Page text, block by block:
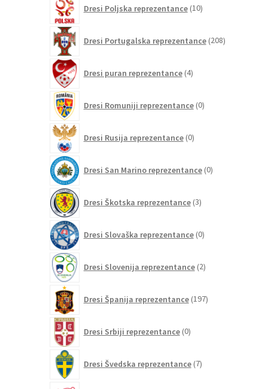
Dresi Poljska reprezentance 10izdelkov
Dresi Portugalska reprezentance 208izdelkov
Dresi puran reprezentance 4izdelki
Dresi Romuniji reprezentance 0izdelkov
Dresi Rusija reprezentance 0izdelkov
Dresi San Marino reprezentance 0izdelkov
Dresi Škotska reprezentance 3izdelki
Dresi Slovaška reprezentance 0izdelkov
Dresi Slovenija reprezentance 2izdelka
Dresi Španija reprezentance 197izdelkov
Dresi Srbiji reprezentance 0izdelkov
Dresi Švedska reprezentance 7izdelkov